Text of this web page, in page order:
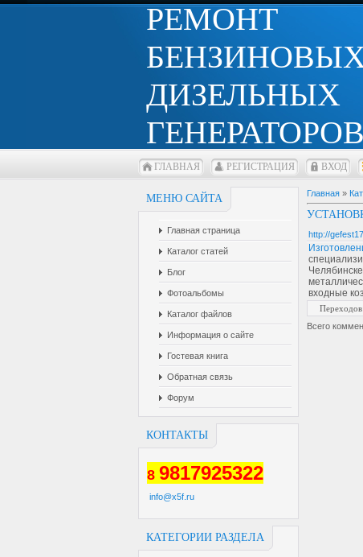
РЕМОНТ
ДИЗЕЛЬНЫХ
ГЛАВНАЯ РЕГИСТРАЦИЯ ВХОД
МЕНЮ САЙТА
Главная страница
Каталог статей
Блог
Фотоальбомы
Каталог файлов
Информация о сайте
Гостевая книга
Обратная связь
Форум
КОНТАКТЫ
8 9817925322
info@x5f.ru
КАТЕГОРИИ РАЗДЕЛА
Главная »
http://
входные
Переходов
Всего